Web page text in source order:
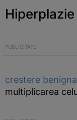
Hiperplazie
crestere benigna
multiplicarea